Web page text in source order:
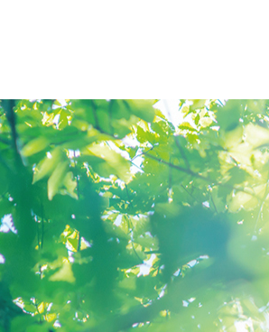
オープンキャンパス
大学概要
大学概要
学長挨拶
学長エッセイ
情報公開